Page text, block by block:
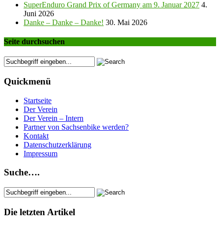
SuperEnduro Grand Prix of Germany am 9. Januar 2027 4.
Juni 2026
Danke – Danke – Danke! 30. Mai 2026
Seite durchsuchen
Quickmenü
Startseite
Der Verein
Der Verein – Intern
Partner von Sachsenbike werden?
Kontakt
Datenschutzerklärung
Impressum
Suche….
Die letzten Artikel